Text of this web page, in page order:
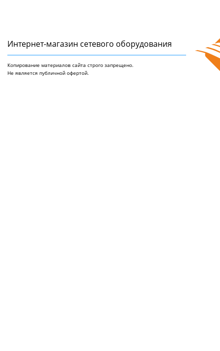
Интернет-магазин сетeвого оборудования
Копирование материалов сайта строго запрещено.
Не является публичной офертой.